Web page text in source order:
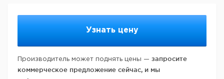
Узнать цену
Производитель может поднять цены — запросите
коммерческое предложение сейчас, и мы